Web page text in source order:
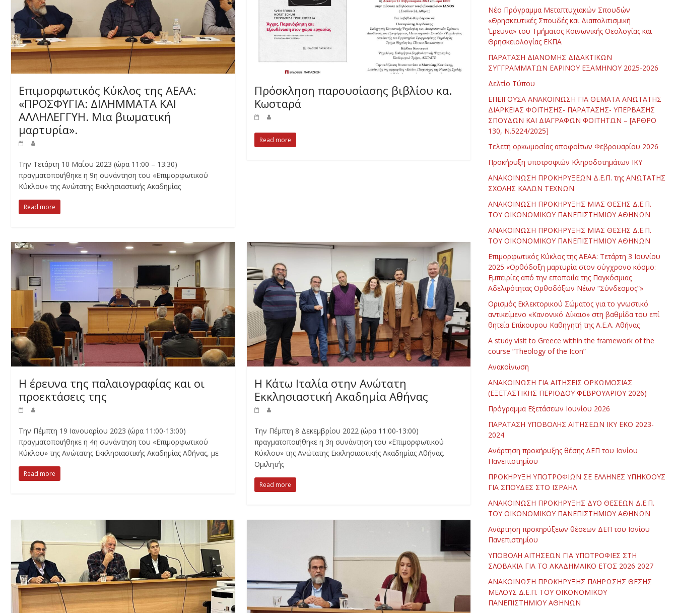
Επιμορφωτικός Κύκλος της ΑΕΑΑ:
«ΠΡΟΣΦΥΓΙΑ: ΔΙΛΗΜΜΑΤΑ ΚΑΙ
ΑΛΛΗΛΕΓΓΥΗ. Μια βιωματική
μαρτυρία».
Την Τετάρτη 10 Μαΐου 2023 (ώρα 11:00 – 13:30)
πραγματοποιήθηκε η 9η συνάντηση του «Επιμορφωτικού
Κύκλου» της Ανώτατης Εκκλησιαστικής Ακαδημίας
Read more
Πρόσκληση παρουσίασης βιβλίου κα.
Κωσταρά
Read more
Η έρευνα της παλαιογραφίας και οι
προεκτάσεις της
Την Πέμπτη 19 Ιανουαρίου 2023 (ώρα 11:00-13:00)
πραγματοποιήθηκε η 4η συνάντηση του «Επιμορφωτικού
Κύκλου» της Ανώτατης Εκκλησιαστικής Ακαδημίας Αθήνας, με
Read more
Η Κάτω Ιταλία στην Ανώτατη
Εκκλησιαστική Ακαδημία Αθήνας
Την Πέμπτη 8 Δεκεμβρίου 2022 (ώρα 11:00-13:00)
πραγματοποιήθηκε η 3η συνάντηση του «Επιμορφωτικού
Κύκλου» της Ανώτατης Εκκλησιαστικής Ακαδημίας Αθήνας.
Ομιλητής
Read more
Νέο Πρόγραμμα Μεταπτυχιακών Σπουδών
«Θρησκευτικές Σπουδές και Διαπολιτισμική
Έρευνα» του Τμήματος Κοινωνικής Θεολογίας και
Θρησκειολογίας ΕΚΠΑ
ΠΑΡΑΤΑΣΗ ΔΙΑΝΟΜΗΣ ΔΙΔΑΚΤΙΚΩΝ
ΣΥΓΓΡΑΜΜΑΤΩΝ ΕΑΡΙΝΟΥ ΕΞΑΜΗΝΟΥ 2025-2026
Δελτίο Τύπου
ΕΠΕΙΓΟΥΣΑ ΑΝΑΚΟΙΝΩΣΗ ΓΙΑ ΘΕΜΑΤΑ ΑΝΩΤΑΤΗΣ
ΔΙΑΡΚΕΙΑΣ ΦΟΙΤΗΣΗΣ- ΠΑΡΑΤΑΣΗΣ- ΥΠΕΡΒΑΣΗΣ
ΣΠΟΥΔΩΝ ΚΑΙ ΔΙΑΓΡΑΦΩΝ ΦΟΙΤΗΤΩΝ – [ΑΡΘΡΟ
130, Ν.5224/2025]
Τελετή ορκωμοσίας αποφοίτων Φεβρουαρίου 2026
Προκήρυξη υποτροφιών Κληροδοτημάτων ΙΚΥ
ΑΝΑΚΟΙΝΩΣΗ ΠΡΟΚΗΡΥΞΕΩΝ Δ.Ε.Π. της ΑΝΩΤΑΤΗΣ
ΣΧΟΛΗΣ ΚΑΛΩΝ ΤΕΧΝΩΝ
ΑΝΑΚΟΙΝΩΣΗ ΠΡΟΚΗΡΥΞΗΣ ΜΙΑΣ ΘΕΣΗΣ Δ.Ε.Π.
ΤΟΥ ΟΙΚΟΝΟΜΙΚΟΥ ΠΑΝΕΠΙΣΤΗΜΙΟΥ ΑΘΗΝΩΝ
ΑΝΑΚΟΙΝΩΣΗ ΠΡΟΚΗΡΥΞΗΣ ΜΙΑΣ ΘΕΣΗΣ Δ.Ε.Π.
ΤΟΥ ΟΙΚΟΝΟΜΙΚΟΥ ΠΑΝΕΠΙΣΤΗΜΙΟΥ ΑΘΗΝΩΝ
Επιμορφωτικός Κύκλος της ΑΕΑΑ: Τετάρτη 3 Ιουνίου
2025 «Ορθόδοξη μαρτυρία στον σύγχρονο κόσμο:
Εμπειρίες από την εποποιία της Παγκόσμιας
Αδελφότητας Ορθοδόξων Νέων “Σύνδεσμος”»
Ορισμός Εκλεκτορικού Σώματος για το γνωστικό
αντικείμενο «Κανονικό Δίκαιο» στη βαθμίδα του επί
θητεία Επίκουρου Καθηγητή της Α.Ε.Α. Αθήνας
Α study visit to Greece within the framework of the
course “Theology of the Icon”
Ανακοίνωση
ΑΝΑΚΟΙΝΩΣΗ ΓΙΑ ΑΙΤΗΣΕΙΣ ΟΡΚΩΜΟΣΙΑΣ
(ΕΞΕΤΑΣΤΙΚΗΣ ΠΕΡΙΟΔΟΥ ΦΕΒΡΟΥΑΡΙΟΥ 2026)
Πρόγραμμα Εξετάσεων Ιουνίου 2026
ΠΑΡΑΤΑΣΗ ΥΠΟΒΟΛΗΣ ΑΙΤΗΣΕΩΝ ΙΚΥ ΕΚΟ 2023-
2024
Ανάρτηση προκήρυξης θέσης ΔΕΠ του Ιονίου
Πανεπιστημίου
ΠΡΟΚΗΡΥΞΗ ΥΠΟΤΡΟΦΙΩΝ ΣΕ ΕΛΛΗΝΕΣ ΥΠΗΚΟΟΥΣ
ΓΙΑ ΣΠΟΥΔΕΣ ΣΤΟ ΙΣΡΑΗΛ
ΑΝΑΚΟΙΝΩΣΗ ΠΡΟΚΗΡΥΞΗΣ ΔΥΟ ΘΕΣΕΩΝ Δ.Ε.Π.
ΤΟΥ ΟΙΚΟΝΟΜΙΚΟΥ ΠΑΝΕΠΙΣΤΗΜΙΟΥ ΑΘΗΝΩΝ
Ανάρτηση προκηρύξεων θέσεων ΔΕΠ του Ιονίου
Πανεπιστημίου
ΥΠΟΒΟΛΗ ΑΙΤΗΣΕΩΝ ΓΙΑ ΥΠΟΤΡΟΦΙΕΣ ΣΤΗ
ΣΛΟΒΑΚΙΑ ΓΙΑ ΤΟ ΑΚΑΔΗΜΑΪΚΟ ΕΤΟΣ 2026 2027
ΑΝΑΚΟΙΝΩΣΗ ΠΡΟΚΗΡΥΞΗΣ ΠΛΗΡΩΣΗΣ ΘΕΣΗΣ
ΜΕΛΟΥΣ Δ.Ε.Π. ΤΟΥ ΟΙΚΟΝΟΜΙΚΟΥ
ΠΑΝΕΠΙΣΤΗΜΙΟΥ ΑΘΗΝΩΝ